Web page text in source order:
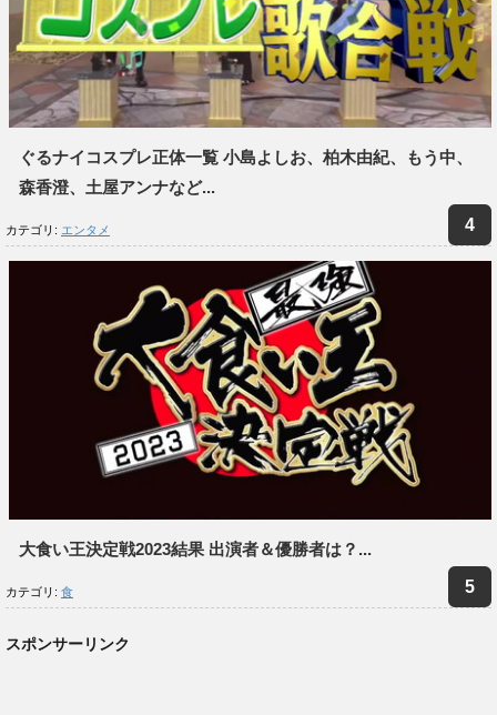
ぐるナイコスプレ正体一覧 小島よしお、柏木由紀、もう中、
森香澄、土屋アンナなど...
カテゴリ: エンタメ
大食い王決定戦2023結果 出演者＆優勝者は？...
カテゴリ: 食
スポンサーリンク